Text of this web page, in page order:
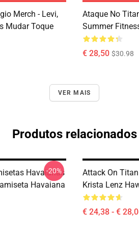
Merch - Levi,
Mudar Toque
Ataque No
Summer
€ 28,50 $30.98
VER MAIS
Produtos relacionados
Havaianas
Havaiana
-20%
Attack On
Krista Lenz
€ 24,38 - €